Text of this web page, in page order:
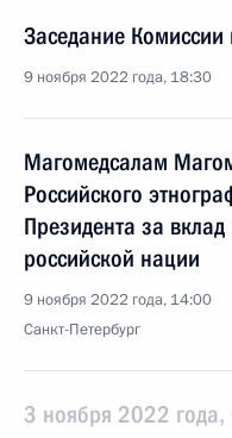
Заседание Комиссии
9 ноября 2022 года, 18:30
Магомедсалам
Российского
Президента за вклад
российской нации
9 ноября 2022 года, 14:00
Санкт-Петербург
3 ноября 2022 года,